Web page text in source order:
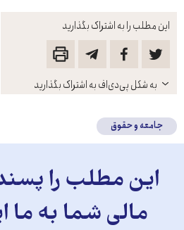
این مطلب را به اشتراک بگذارید
باز
کنید
به شکل پی‌دی‌اف به اشتراک بگذارید
جامعه و حقوق
این مطلب را
مالی شما به ما